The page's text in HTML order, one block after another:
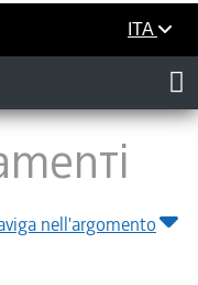
ITA
nell'argomento